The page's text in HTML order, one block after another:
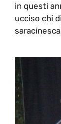
in questi
ucciso chi